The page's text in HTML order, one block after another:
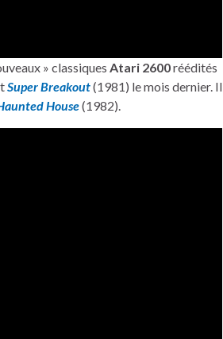
» classiques Atari 2600réédités
Super Breakout(1981) le mois dernier. Il
House(1982).